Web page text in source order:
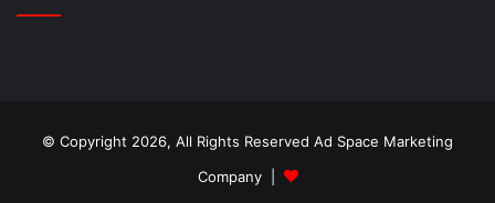
© Copyright 2026, All Rights Reserved Ad Space Marketing
Company |